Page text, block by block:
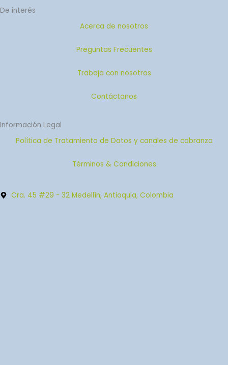
De interés
Acerca de nosotros
Preguntas Frecuentes
Trabaja con nosotros
Contáctanos
Información Legal
Política de Tratamiento de Datos y canales de cobranza
Términos & Condiciones
Cra. 45 #29 - 32 Medellín, Antioquia, Colombia